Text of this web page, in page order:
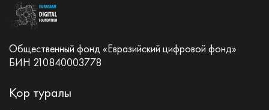
Общественный фонд «Евразийский цифровой фонд»
БИН 210840003778
Қор туралы